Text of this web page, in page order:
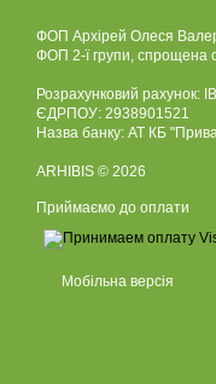
ФОП Архірей Олеся
ФОП 2-ї групи, спрощена
Розрахунковий рахунок:
ЄДРПОУ: 2938901521
Назва банку: АТ КБ
ARHIBIS © 2026
Приймаємо до оплати
Мобільна версія